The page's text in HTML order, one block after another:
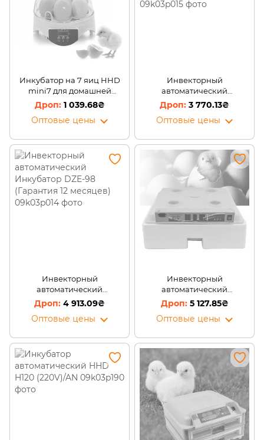
Инкубатор на 7 яиц HHD
mini7 для домашней
инкубации и
педагогических
экспериментов, Желтый
1 039.68₴
Оптовые цены
Инвекторный
автоматический
Инкубатор DZE-48/24
(Гарантия 12 месяцев)
3 770.13₴
Оптовые цены
Инвекторный
автоматический
Инкубатор DZE-98
(Гарантия 12 месяцев)
4 913.09₴
Оптовые цены
Инвекторный
автоматический
Инкубатор DZE-63/248
(Гарантия 12 месяцев)
5 127.85₴
Оптовые цены